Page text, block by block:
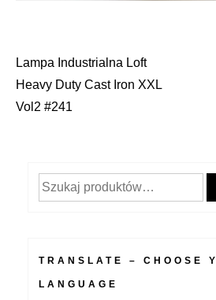
Nawigacja
wpisu
Lampa Industrialna Loft
Heavy Duty Cast Iron XXL
Vol2 #241
Szukaj:
TRANSLATE – CHOOSE
LANGUAGE